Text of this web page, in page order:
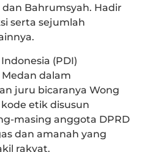
Bahrumsyah. Hadir
serta sejumlah
(PDI)
dalam
juru bicaranya Wong
etik disusun
masing anggota DPRD
dan amanah yang
rakyat.